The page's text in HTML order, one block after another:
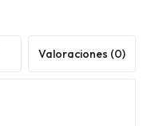
Valoraciones (0)